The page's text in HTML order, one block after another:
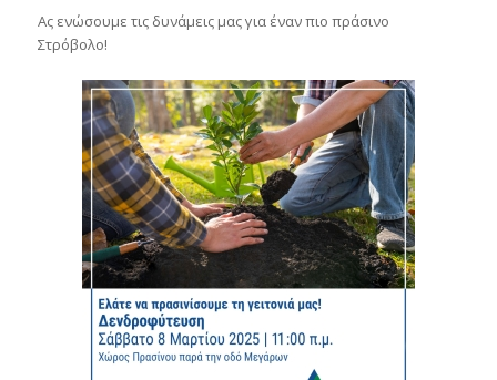
Ας ενώσουμε τις δυνάμεις μας για έναν πιο πράσινο
Στρόβολο!